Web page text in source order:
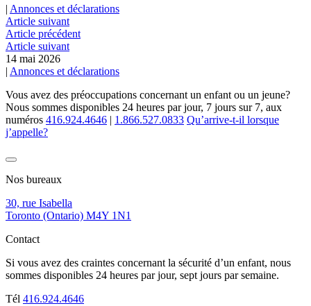
Annonces et déclarations
Article suivant
Article précédent
Article suivant
14 mai 2026
Annonces et déclarations
Vous avez des préoccupations concernant un enfant ou un jeune?
Nous sommes disponibles 24 heures par jour, 7 jours sur 7, aux
numéros 416.924.4646 1.866.527.0833 Qu’arrive-t-il lorsque
j’appelle?
Nos bureaux
30, rue Isabella
Toronto (Ontario) M4Y 1N1
Contact
Si vous avez des craintes concernant la sécurité d’un enfant, nous
sommes disponibles 24 heures par jour, sept jours par semaine.
Tél 416.924.4646